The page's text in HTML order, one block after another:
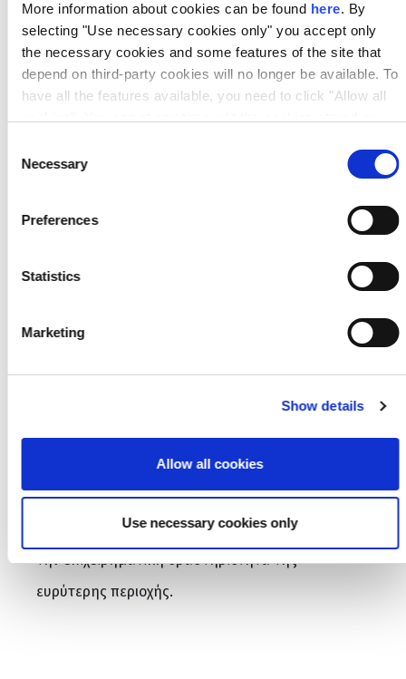
More information about cookies can be found here. By
selecting "Use necessary cookies only" you accept only
the necessary cookies and some features of the site that
depend on third-party cookies will no longer be available. To
have all the features available, you need to click "Allow all
"Manage cookies".
Selection
Necessary
Preferences
Statistics
Marketing
Show details
Allow all cookies
Use necessary cookies only
– CCSTI για την τεχνολογική συνεργασία μεταξύ
Ευρώπης και Ασίας και συντονίζει τη λειτουργία
του. Ο ευρωπαϊκός κόμβος λειτουργεί ως
συνδετικός κρίκος μεταξύ των ενδιαφερόμενων
Ασία και ενισχύει τους δεσμούς μεταξύ
γραφείου Πάτρας
γραφείου στην Πάτρα. ΟΣύνδεσμος Βιομηχανιών
και Επιχειρήσεων Πελοποννήσου & Δυτικής
υποστηρίζει ενεργά τη βιομηχανία και
την επιχειρηματική δραστηριότητα της
ευρύτερης περιοχής.